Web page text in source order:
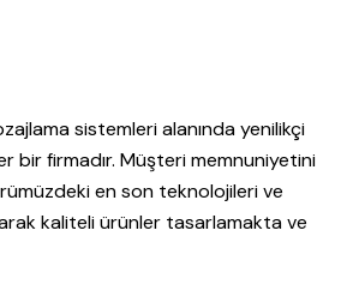
sistemleri alanında yenilikçi
bir firmadır. Müşteri memnuniyetini
en son teknolojileri ve
kaliteli ürünler tasarlamakta ve